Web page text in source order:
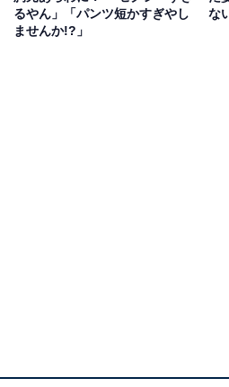
るやん」「パンツ短かすぎやし
ませんか!?」
な